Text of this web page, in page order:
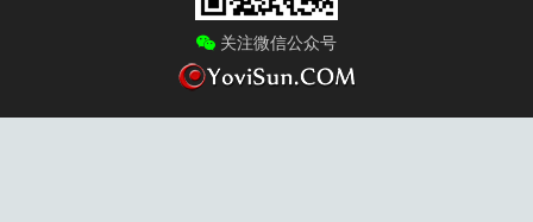
关注微信公众号